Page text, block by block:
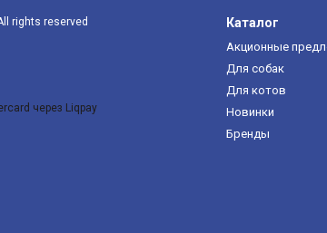
rights reserved Каталог
Акционные
Для собак
Для котов
Новинки
Бренды